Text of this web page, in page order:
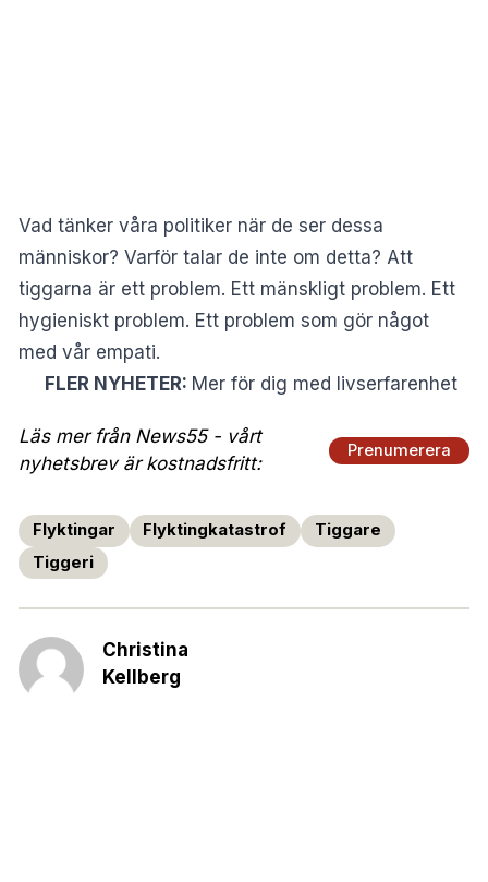
Vad tänker våra politiker när de ser dessa
människor? Varför talar de inte om detta? Att
tiggarna är ett problem. Ett mänskligt problem. Ett
hygieniskt problem. Ett problem som gör något
med vår empati.
FLER NYHETER: Mer för dig med livserfarenhet
Läs mer från News55 - vårt
nyhetsbrev är kostnadsfritt:
Prenumerera
Flyktingar Flyktingkatastrof
Tiggare
Tiggeri
Christina
Kellberg